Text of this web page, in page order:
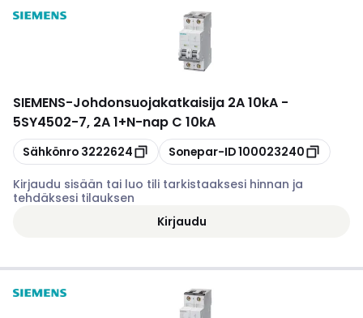
SIEMENS-Johdonsuojakatkaisija 2A 10kA -
5SY4502-7, 2A 1+N-nap C 10kA
Kopioi
Sähkönro 3222624 Kopioi
Sonepar-ID100023240
Kirjaudu sisään tai luo tili tarkistaaksesi hinnan ja
tehdäksesi tilauksen
Kirjaudu